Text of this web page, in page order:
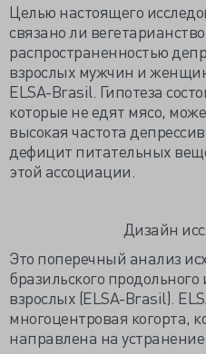
Целью настоящего
связано ли
распространенностью
взрослых мужчин и
ELSA-Brasil. Гипотеза
которые не едят мясо,
высокая частота
дефицит питательных
этой ассоциации.
Дизайн
Это поперечный анализ
бразильского
взрослых (ELSA-Brasil).
многоцентровая когорта,
направлена на